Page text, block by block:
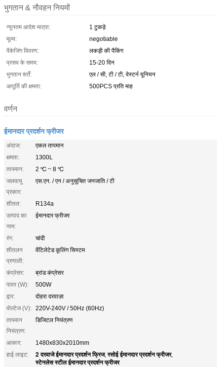
भुगतान & नौवहन नियमों
न्यूनतम आदेश मात्रा:
1 टुकड़े
मूल्य:
negotiable
पैकेजिंग विवरण:
लकड़ी की पैकिंग
प्रसव के समय:
15-20 दिन
भुगतान शर्तें:
एल / सी, टी / टी, वेस्टर्न यूनियन
आपूर्ति की क्षमता:
500PCS प्रति माह
वर्णन
ईमानदार प्रदर्शन फ्रीजर
अंदाज:
एकल तापमान
क्षमता:
1300L
तापमान:
2 ℃ ~ 8 ℃
जलवायु
प्रकार:
एस.एन. / एन / अनुसूचित जनजाति / टी
शीतल:
R134a
उत्पाद का
नाम:
ईमानदार फ्रीजर
रंग:
चांदी
शीतलन
प्रणाली:
वेंटिलेटेड कूलिंग सिस्टम
कंप्रेसर:
ब्रांड कंप्रेसर
पावर (W):
500W
द्वार:
दोहरा दरवाज़ा
वोल्टेज (V): 220V-240V / 50Hz (60Hz)
तापमान
नियंत्रण:
डिजिटल नियंत्रण
आकार:
1480x830x2010mm
हाई लाइट:
2 दरवाजे ईमानदार प्रदर्शन फ्रिज,रसोई ईमानदार प्रदर्शन फ्रीजर,
स्टेनलेस स्टील ईमानदार प्रदर्शन फ्रीजर